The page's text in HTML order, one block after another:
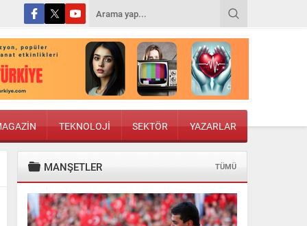
TEKNOLOJİ SEKTÖR YAZARLAR
MANŞETLER TÜMÜ